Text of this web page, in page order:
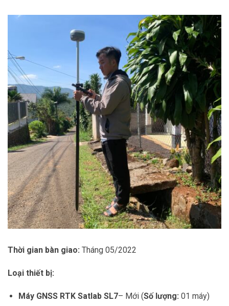
Thời gian bàn giao: Tháng 05/2022
Loại thiết bị:
Máy GNSS RTK Satlab SL7– Mới (Số lượng: 01 máy)